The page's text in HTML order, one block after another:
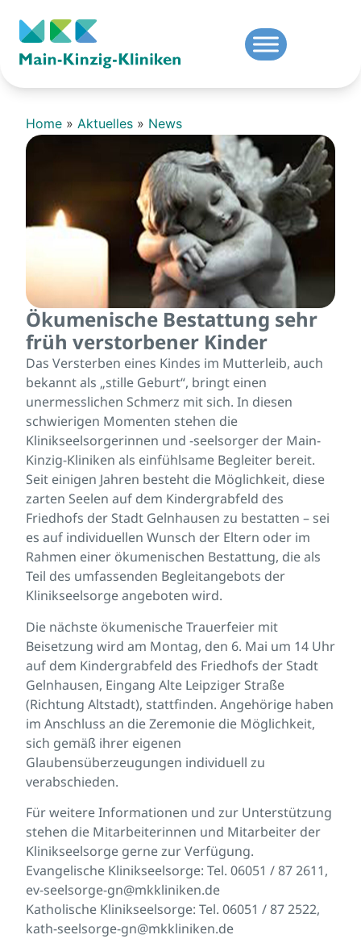
Home » Aktuelles » News
Ökumenische Bestattung sehr
früh verstorbener Kinder
Das Versterben eines Kindes im Mutterleib, auch
bekannt als „stille Geburt“, bringt einen
unermesslichen Schmerz mit sich. In diesen
schwierigen Momenten stehen die
Klinikseelsorgerinnen und -seelsorger der Main-
Kinzig-Kliniken als einfühlsame Begleiter bereit.
Seit einigen Jahren besteht die Möglichkeit, diese
zarten Seelen auf dem Kindergrabfeld des
Friedhofs der Stadt Gelnhausen zu bestatten – sei
es auf individuellen Wunsch der Eltern oder im
Rahmen einer ökumenischen Bestattung, die als
Teil des umfassenden Begleitangebots der
Klinikseelsorge angeboten wird.
Die nächste ökumenische Trauerfeier mit
Beisetzung wird am Montag, den 6. Mai um 14 Uhr
auf dem Kindergrabfeld des Friedhofs der Stadt
Gelnhausen, Eingang Alte Leipziger Straße
(Richtung Altstadt), stattfinden. Angehörige haben
im Anschluss an die Zeremonie die Möglichkeit,
sich gemäß ihrer eigenen
Glaubensüberzeugungen individuell zu
verabschieden.
Für weitere Informationen und zur Unterstützung
stehen die Mitarbeiterinnen und Mitarbeiter der
Klinikseelsorge gerne zur Verfügung.
Evangelische Klinikseelsorge: Tel. 06051 / 87 2611,
ev-seelsorge-gn@mkkliniken.de
Katholische Klinikseelsorge: Tel. 06051 / 87 2522,
kath-seelsorge-gn@mkkliniken.de